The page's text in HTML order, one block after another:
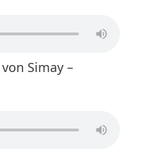
Simay –